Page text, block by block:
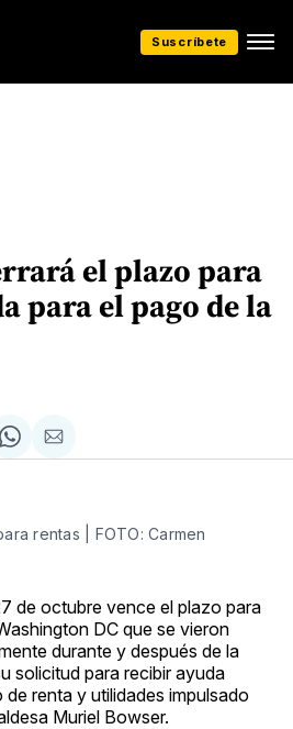
Suscríbete
el plazo para
para el pago de la
Share
on
Compartir
via
rentas | FOTO: Carmen
de octubre vence el plazo para
DC que se vieron
durante y después de la
solicitud para recibir ayuda
renta y utilidades impulsado
Muriel Bowser.